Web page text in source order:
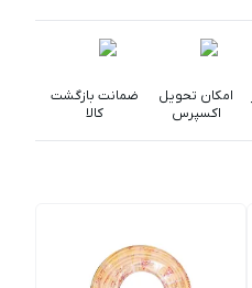
امکان تحویل
اکسپرس
ضمانت بازگشت
کالا